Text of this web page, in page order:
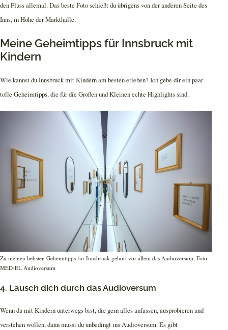
den Fluss allemal. Das beste Foto schießt du übrigens von der anderen Seite des
Inns, in Höhe der Markthalle.
Meine Geheimtipps für Innsbruck mit
Kindern
Wie kannst du Innsbruck mit Kindern am besten erleben? Ich gebe dir ein paar
tolle Geheimtipps, die für die Großen und Kleinen echte Highlights sind.
Zu meinen liebsten Geheimtipps für Innsbruck gehört vor allem das Audioversum, Foto:
MED-EL Audioversum
4. Lausch dich durch das Audioversum
Wenn du mit Kindern unterwegs bist, die gern alles anfassen, ausprobieren und
verstehen wollen, dann musst du unbedingt ins Audioversum. Es gibt